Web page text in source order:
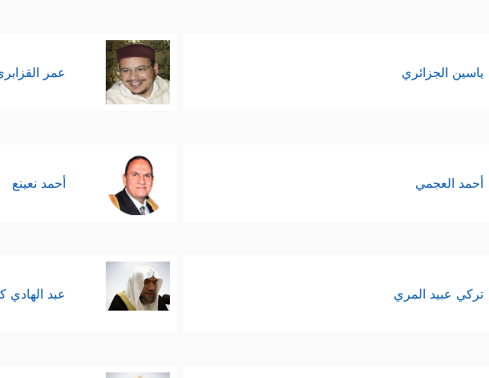
ياسين الجزائري عمر
أحمد العجمي أحمد نعينع
تركي عبيد المري عبد الهادي